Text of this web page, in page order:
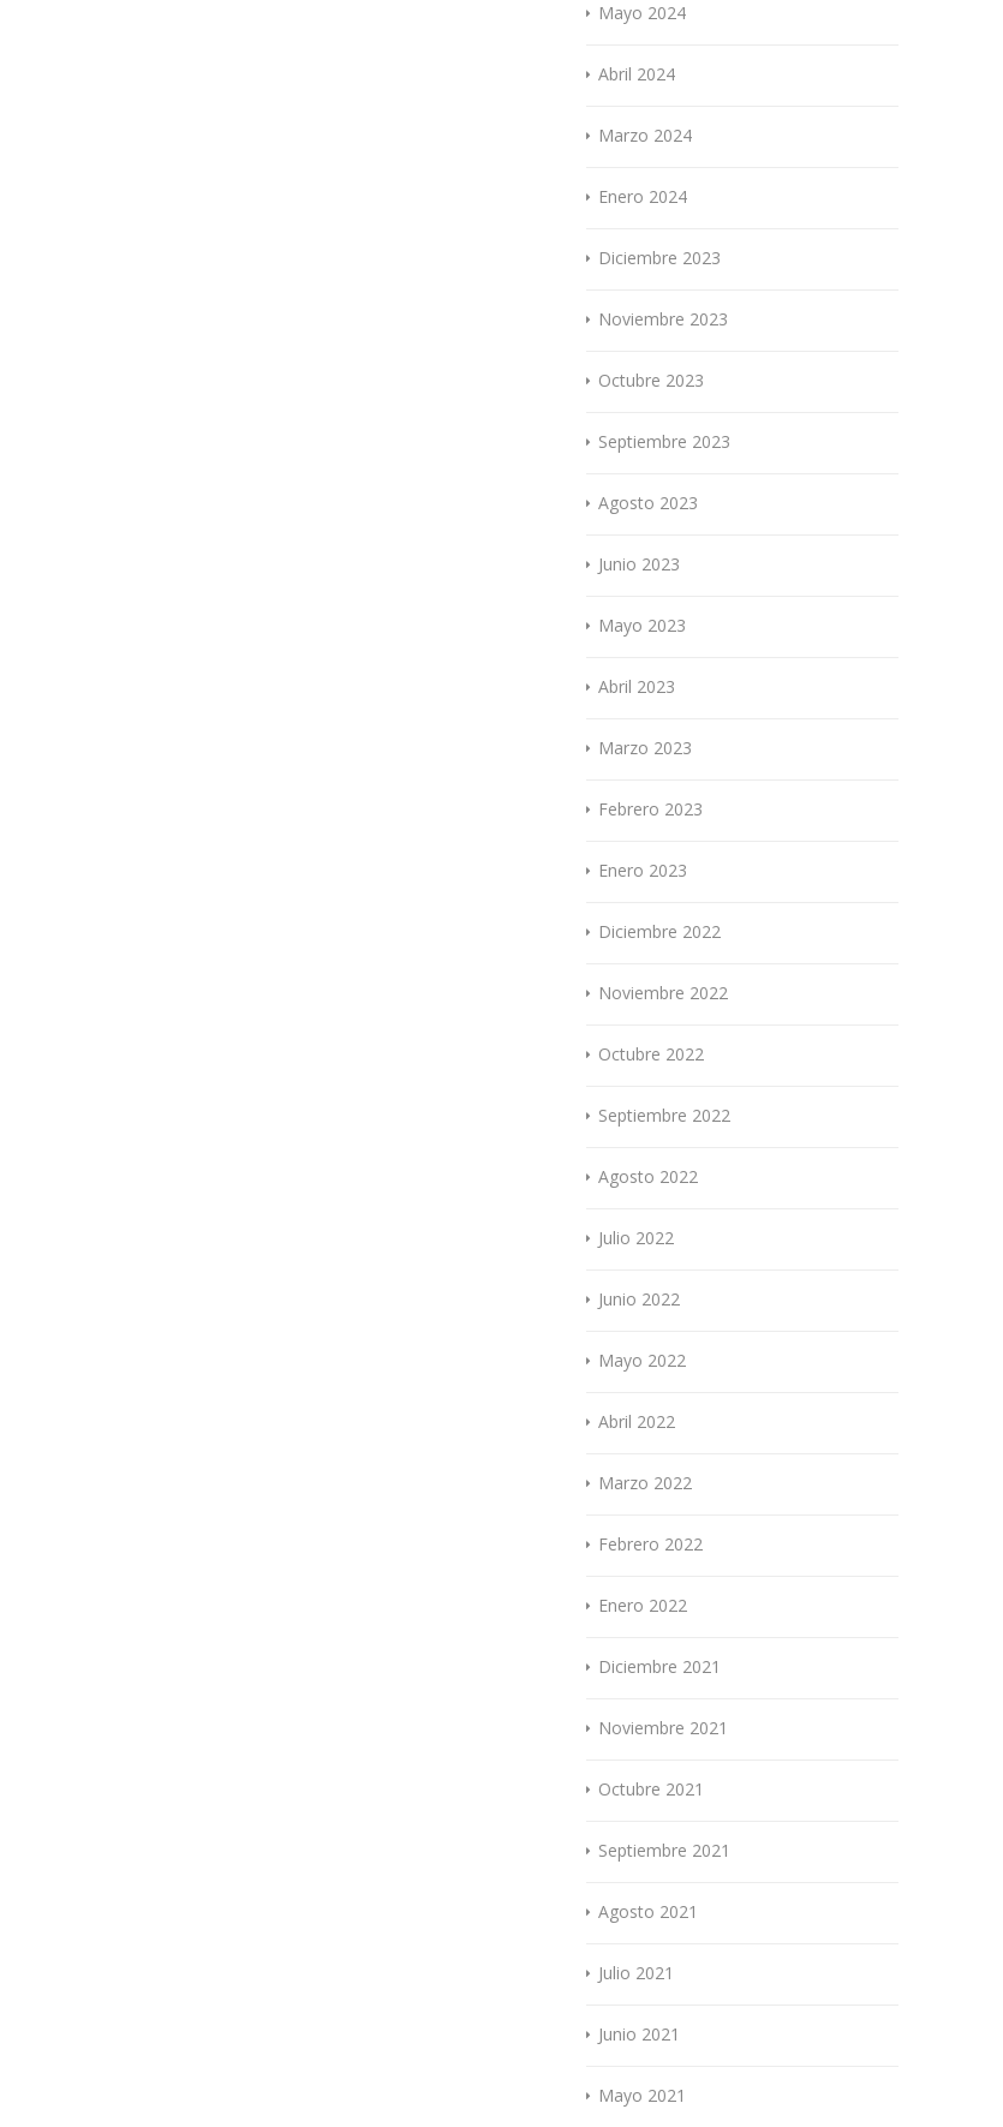
Mayo 2024
Abril 2024
Marzo 2024
Enero 2024
Diciembre 2023
Noviembre 2023
Octubre 2023
Septiembre 2023
Agosto 2023
Junio 2023
Mayo 2023
Abril 2023
Marzo 2023
Febrero 2023
Enero 2023
Diciembre 2022
Noviembre 2022
Octubre 2022
Septiembre 2022
Agosto 2022
Julio 2022
Junio 2022
Mayo 2022
Abril 2022
Marzo 2022
Febrero 2022
Enero 2022
Diciembre 2021
Noviembre 2021
Octubre 2021
Septiembre 2021
Agosto 2021
Julio 2021
Junio 2021
Mayo 2021